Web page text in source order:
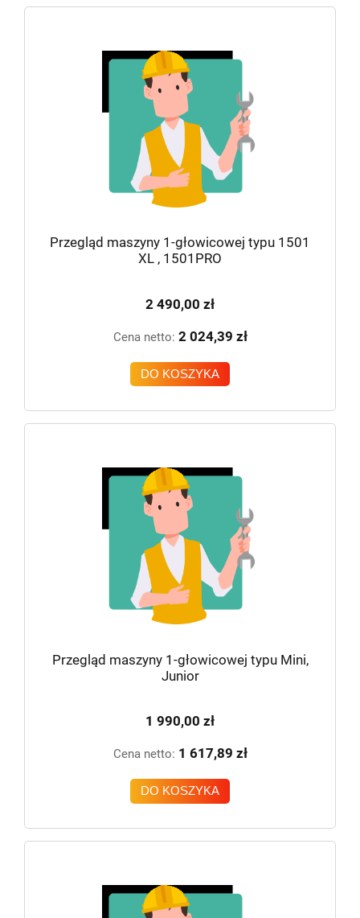
Przegląd maszyny 1-głowicowej typu 1501
XL , 1501PRO
2 490,00 zł
Cena netto: 2 024,39 zł
DO KOSZYKA
Przegląd maszyny 1-głowicowej typu Mini,
Junior
1 990,00 zł
Cena netto: 1 617,89 zł
DO KOSZYKA